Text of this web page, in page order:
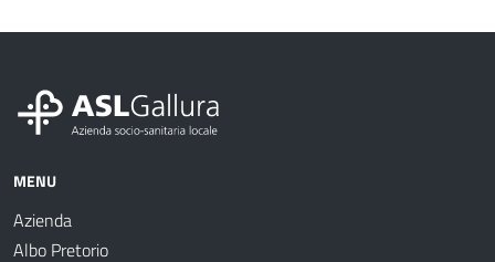
MENU
Azienda
Albo Pretorio